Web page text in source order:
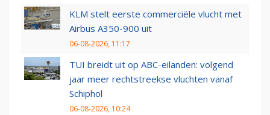
KLM stelt eerste commerciële vlucht met
Airbus A350-900 uit
06-08-2026, 11:17
TUI breidt uit op ABC-eilanden: volgend
jaar meer rechtstreekse vluchten vanaf
Schiphol
06-08-2026, 10:24